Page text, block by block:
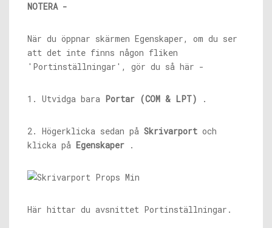
NOTERA -
När du öppnar skärmen Egenskaper, om du ser
att det inte finns någon fliken
'Portinställningar', gör du så här -
1. Utvidga bara Portar (COM & LPT) .
2. Högerklicka sedan på Skrivarport och
klicka på Egenskaper .
Här hittar du avsnittet Portinställningar.